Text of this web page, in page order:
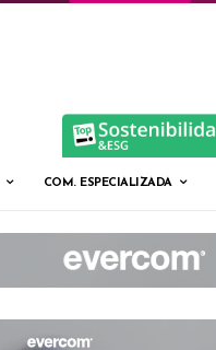
COM. ESPECIALIZADA